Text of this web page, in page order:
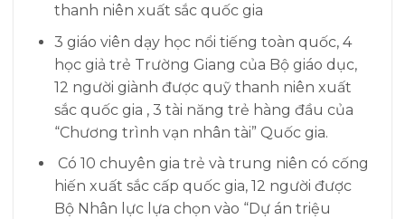
thanh niên xuất sắc quốc gia
3 giáo viên dạy học nổi tiếng toàn quốc, 4
học giả trẻ Trường Giang của Bộ giáo dục,
12 người giành được quỹ thanh niên xuất
sắc quốc gia , 3 tài năng trẻ hàng đầu của
“Chương trình vạn nhân tài” Quốc gia.
Có 10 chuyên gia trẻ và trung niên có cống
hiến xuất sắc cấp quốc gia, 12 người được
Bộ Nhân lực lựa chọn vào “Dự án triệu